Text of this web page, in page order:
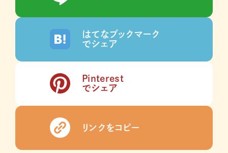
はてなブックマーク
でシェア
Pinterest
でシェア
リンクをコピー